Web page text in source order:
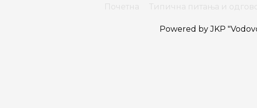
Почетна Типична питања и
Powered byJKP